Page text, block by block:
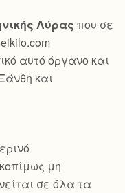
Λύρας που σε
αυτό όργανο και
και
μη
σε όλα τα